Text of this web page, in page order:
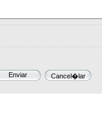
Enviar Cancel�lar